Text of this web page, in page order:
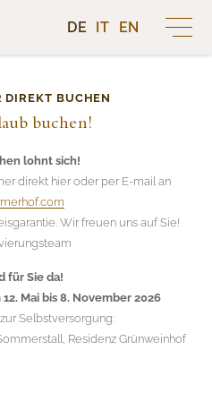
AUSZEIT
DE IT EN
DIREKT BUCHEN
buchen!
lohnt sich!
direkt hier oder per E-mail an
Wir freuen uns auf Sie!
für Sie da!
Mai bis 8. November 2026
Selbstversorgung:
Residenz Grünweinhof